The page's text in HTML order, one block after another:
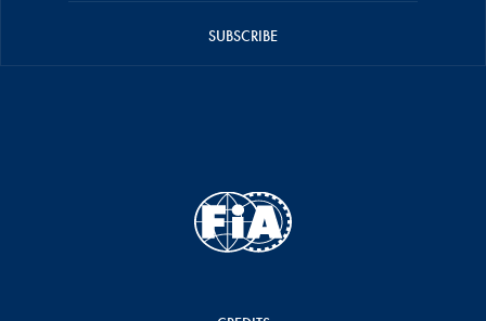
SUBSCRIBE